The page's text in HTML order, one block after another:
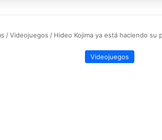
/Videojuegos / Hideo Kojima ya está haciendo su
Videojuegos